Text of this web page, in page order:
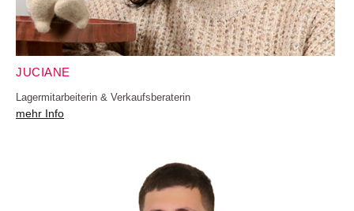
JUCIANE
Lagermitarbeiterin & Verkaufsberaterin
mehr Info